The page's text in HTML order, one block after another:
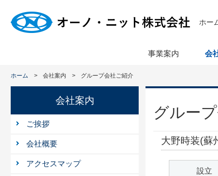
事業案内 会
ホー
ホーム 会社案内 グループ会社ご紹介
グルー
大野時装(蘇
設立
会社案内
ご挨拶
会社概要
アクセスマップ